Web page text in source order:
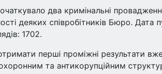
два кримінальні
деяких співробітників Бюро. Дата
1702.
перші проміжні результати вже
та антикорупційним